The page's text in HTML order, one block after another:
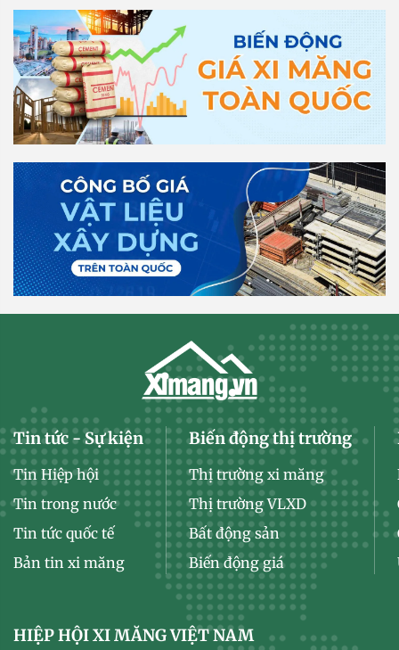
Tin tức - Sự kiện
Tin Hiệp hội
Tin trong nước
Tin tức quốc tế
Bản tin xi măng
Biến động thị trường
Thị trường xi măng
Thị trường VLXD
Bất động sản
Biến động giá
HIỆP HỘI XI MĂNG VIỆT NAM